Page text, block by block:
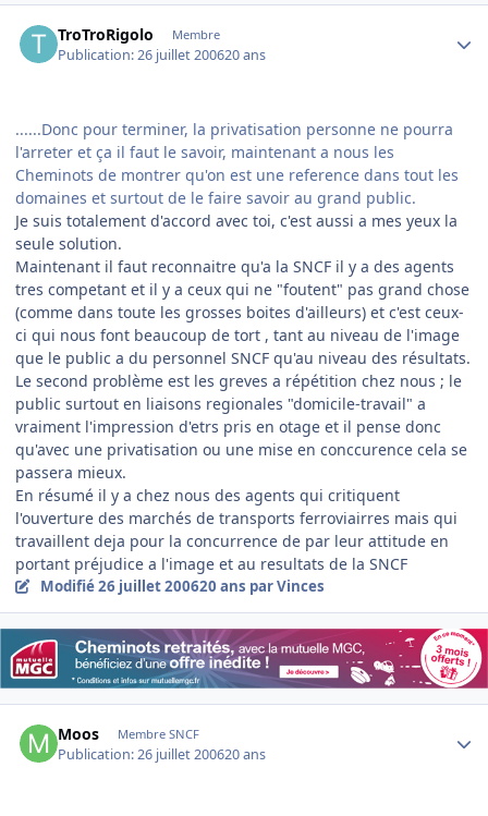
TroTroRigolo Membre
Publication:26 juillet 200620 ans
......Donc pour terminer, la privatisation personne ne pourra
l'arreter et ça il faut le savoir, maintenant a nous les
Cheminots de montrer qu'on est une reference dans tout les
domaines et surtout de le faire savoir au grand public.
Je suis totalement d'accord avec toi, c'est aussi a mes yeux la
seule solution.
Maintenant il faut reconnaitre qu'a la SNCF il y a des agents
tres competant et il y a ceux qui ne "foutent" pas grand chose
(comme dans toute les grosses boites d'ailleurs) et c'est ceux-
ci qui nous font beaucoup de tort , tant au niveau de l'image
que le public a du personnel SNCF qu'au niveau des résultats.
Le second problème est les greves a répétition chez nous ; le
public surtout en liaisons regionales "domicile-travail" a
vraiment l'impression d'etrs pris en otage et il pense donc
qu'avec une privatisation ou une mise en conccurence cela se
passera mieux.
En résumé il y a chez nous des agents qui critiquent
l'ouverture des marchés de transports ferroviairres mais qui
travaillent deja pour la concurrence de par leur attitude en
portant préjudice a l'image et au resultats de la SNCF
Modifié26 juillet 200620 ans par Vinces
Moos Membre SNCF
Publication:26 juillet 200620 ans